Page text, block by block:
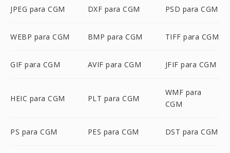
JPEG para CGM DXF para CGM PSD para CGM
WEBP para CGM BMP para CGM TIFF para CGM
GIF para CGM AVIF para CGM JFIF para CGM
HEIC para CGM PLT para CGM
WMF para
CGM
PS para CGM PES para CGM DST para CGM